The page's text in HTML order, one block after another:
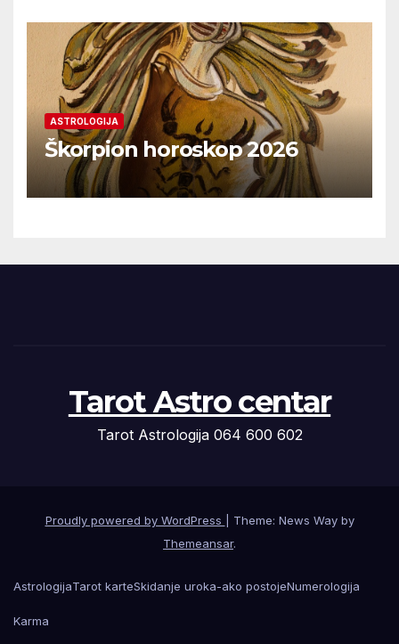
ASTROLOGIJA
Škorpion horoskop 2026
Tarot Astro centar
Tarot Astrologija 064 600 602
Proudly powered by WordPress
Theme: News Way by
Themeansar.
AstrologijaTarot karteSkidanje uroka-ako postojeNumerologija
Karma